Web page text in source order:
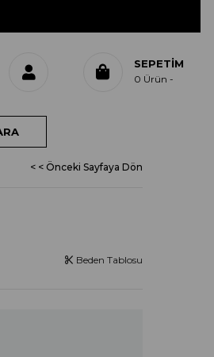
SEPETIM
0 Ürün
< < Önceki Sayfaya Dön
Beden Tablosu